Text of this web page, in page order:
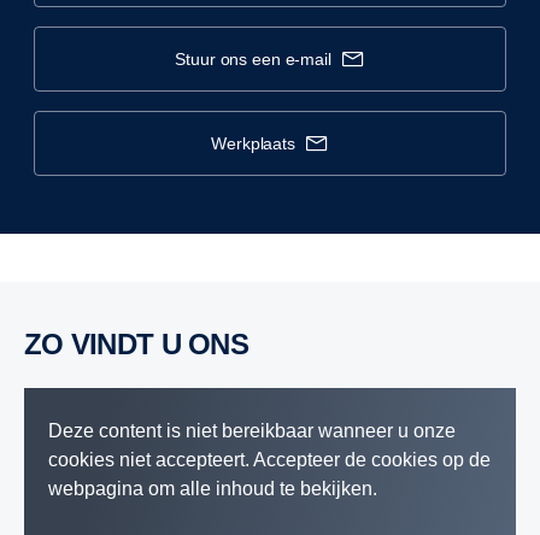
stuur ons een e-mail
werkplaats
ZO VINDT U ONS
Deze content is niet bereikbaar wanneer u onze
cookies niet accepteert. Accepteer de cookies op de
webpagina om alle inhoud te bekijken.